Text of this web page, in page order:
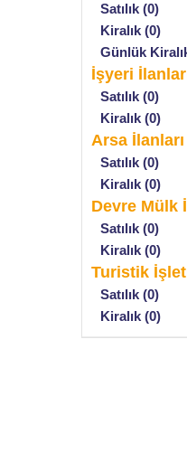
Satılık (0)
Kiralık (0)
Günlük
İşyeri
Satılık (0)
Kiralık (0)
Arsa İlanları
Satılık (0)
Kiralık (0)
Devre Mülk
Satılık (0)
Kiralık (0)
Turistik
Satılık (0)
Kiralık (0)